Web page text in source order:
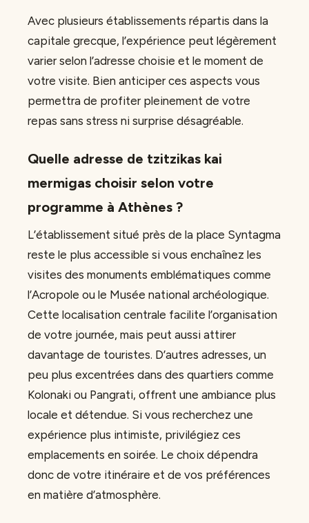
Avec plusieurs établissements répartis dans la
capitale grecque, l’expérience peut légèrement
varier selon l’adresse choisie et le moment de
votre visite. Bien anticiper ces aspects vous
permettra de profiter pleinement de votre
repas sans stress ni surprise désagréable.
Quelle adresse de tzitzikas kai
mermigas choisir selon votre
programme à Athènes ?
L’établissement situé près de la place Syntagma
reste le plus accessible si vous enchaînez les
visites des monuments emblématiques comme
l’Acropole ou le Musée national archéologique.
Cette localisation centrale facilite l’organisation
de votre journée, mais peut aussi attirer
davantage de touristes. D’autres adresses, un
peu plus excentrées dans des quartiers comme
Kolonaki ou Pangrati, offrent une ambiance plus
locale et détendue. Si vous recherchez une
expérience plus intimiste, privilégiez ces
emplacements en soirée. Le choix dépendra
donc de votre itinéraire et de vos préférences
en matière d’atmosphère.